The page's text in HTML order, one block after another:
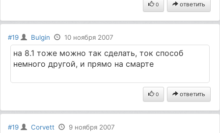
0 ответить
#19 Bulgin 10 ноября 2007
на 8.1 тоже можно так сделать, ток способ
немного другой, и прямо на смарте
0 ответить
#19 Corvett 9 ноября 2007